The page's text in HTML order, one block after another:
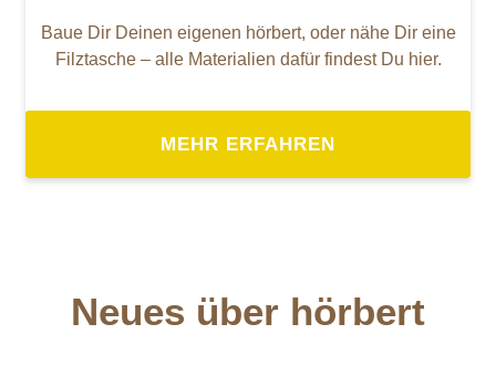
Baue Dir Deinen eigenen hörbert, oder nähe Dir eine
Filztasche – alle Materialien dafür findest Du hier.
MEHR ERFAHREN
Neues über hörbert